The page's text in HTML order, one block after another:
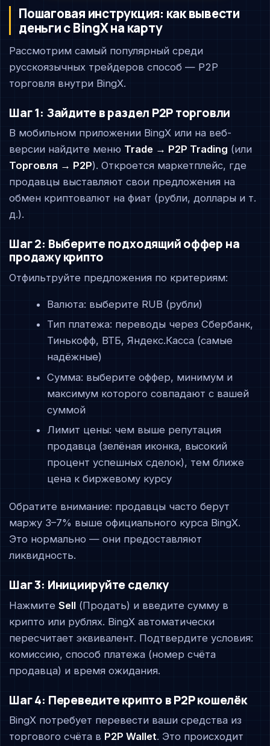
Пошаговая инструкция: как вывести
деньги с BingX на карту
Рассмотрим самый популярный среди
русскоязычных трейдеров способ — P2P
торговля внутри BingX.
Шаг 1: Зайдите в раздел P2P торговли
В мобильном приложении BingX или на веб-
версии найдите меню Trade → P2P Trading (или
Торговля → P2P). Откроется маркетплейс, где
продавцы выставляют свои предложения на
обмен криптовалют на фиат (рубли, доллары и т.
д.).
Шаг 2: Выберите подходящий оффер на
продажу крипто
Отфильтруйте предложения по критериям:
Валюта: выберите RUB (рубли)
Тип платежа: переводы через Сбербанк,
Тинькофф, ВТБ, Яндекс.Касса (самые
надёжные)
Сумма: выберите оффер, минимум и
максимум которого совпадают с вашей
суммой
Лимит цены: чем выше репутация
продавца (зелёная иконка, высокий
процент успешных сделок), тем ближе
цена к биржевому курсу
Обратите внимание: продавцы часто берут
маржу 3–7% выше официального курса BingX.
Это нормально — они предоставляют
ликвидность.
Шаг 3: Инициируйте сделку
НажмитеSell (Продать) и введите сумму в
крипто или рублях. BingX автоматически
пересчитает эквивалент. Подтвердите условия:
комиссию, способ платежа (номер счёта
продавца) и время ожидания.
Шаг 4: Переведите крипто в P2P кошелёк
BingX потребует перевести ваши средства из
торгового счёта в P2P Wallet. Это происходит